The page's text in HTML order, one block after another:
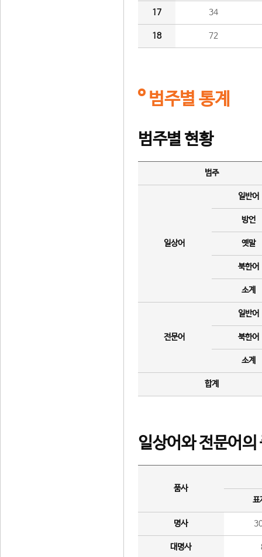
17 34
18 72
범주별 통계
범주별 현황
범주
일상어
일반어
방언
옛말
북한어
소계
전문어
일반어
북한어
소계
합계
일상어와 전문어의
품사
표
명사
대명사